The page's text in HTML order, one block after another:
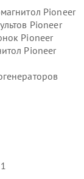
Pioneer
Pioneer
Pioneer
Pioneer